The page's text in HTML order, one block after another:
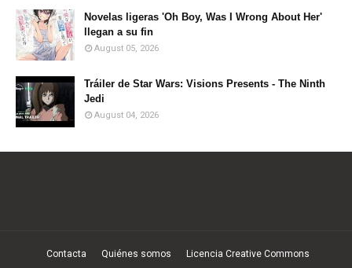
Novelas ligeras 'Oh Boy, Was I Wrong About Her'
llegan a su fin
August 05, 2026
Tráiler de Star Wars: Visions Presents - The Ninth
Jedi
August 04, 2026
Contacta Quiénes somos Licencia Creative Commons